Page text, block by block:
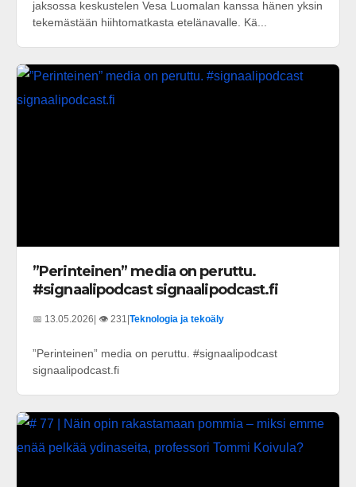
jaksossa keskustelen Vesa Luomalan kanssa hänen yksin
tekemästään hiihtomatkasta etelänavalle. Kä...
”Perinteinen” media on peruttu.
#signaalipodcast signaalipodcast.fi
📅 13.05.2026| 👁️ 231 |Teknologia ja tekoäly
”Perinteinen” media on peruttu. #signaalipodcast
signaalipodcast.fi